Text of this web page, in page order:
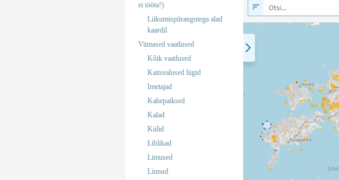
ei tööta!)
Liikumispiirangutega alad
kaardil
Viimased vaatlused
Kõik vaatlused
Kaitsealused liigid
Imetajad
Kahepaiksed
Kalad
Kiilid
Liblikad
Limused
Linnud